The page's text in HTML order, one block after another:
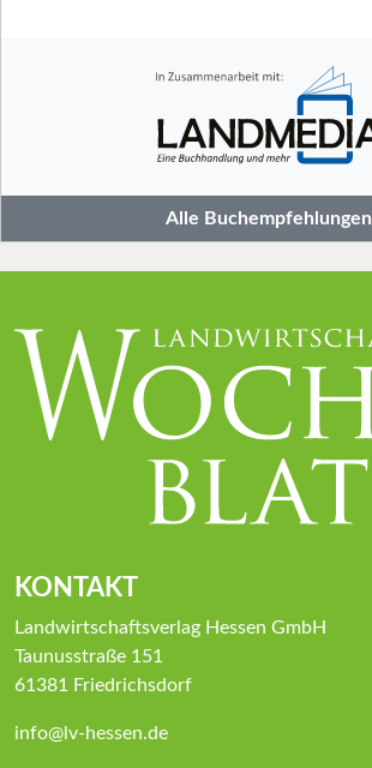
Alle Buchempfehlungen
KONTAKT
Landwirtschaftsverlag Hessen GmbH
Taunusstraße 151
61381 Friedrichsdorf
info@lv-hessen.de